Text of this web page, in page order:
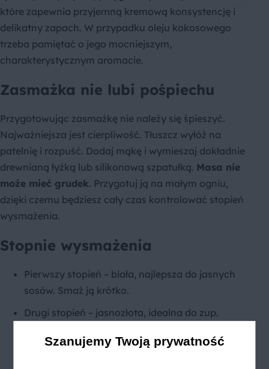
które zapewnia przyjemną kremową konsystencję i
delikatny zapach. W przypadku oleju kokosowego
trzeba pamiętać o jego mocniejszym,
charakterystycznym aromacie.
Zasmażka nie lubi pośpiechu
Przygotowując zasmażkę nie należy się śpieszyć.
Najważniejsza jest cierpliwość. Tłuszcz wyłóż na
patelnię i rozpuść. Dodaj mąkę i wymieszaj dokładnie
drewnianą łyżką lub silikonową szpatułką. Masa nie
może mieć grudek. Przygotuj ją na małym ogniu,
dzięki czemu będziesz cały czas kontrolować stopień
wysmażenia.
Stopnie wysmażenia
Pierwszy stopień – biała, najlepsza do jasnych
sosów. Smaż ją krótko.
Drugi stopień – jasnozłota, idealna do zup.
Trzeci stopień – brązowa, najlepiej sprawdzi się
Szanujemy Twoją prywatność